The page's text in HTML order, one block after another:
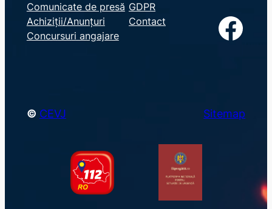
a
r
c
Comunicate de presă
Achiziții/Anunțuri
Concursuri angajare
GDPR
Contact
Facebook
© CEVJ Sitemap